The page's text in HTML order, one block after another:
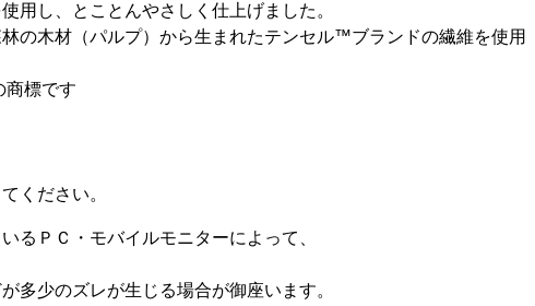
用し、とことんやさしく仕上げました。
の木材（パルプ）から生まれたテンセル™ブランドの繊維を使用
標です
ください。
るＰＣ・モバイルモニターによって、
多少のズレが生じる場合が御座います。